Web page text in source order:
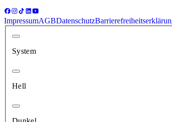
ImpressumAGBDatenschutz
System
Hell